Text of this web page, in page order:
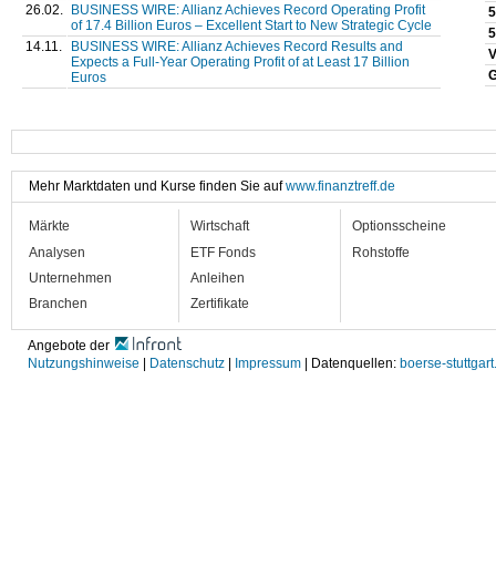
26.02.
BUSINESS WIRE: Allianz Achieves Record Operating Profit
of 17.4 Billion Euros – Excellent Start to New Strategic Cycle
14.11.
BUSINESS WIRE: Allianz Achieves Record Results and
Expects a Full-Year Operating Profit of at Least 17 Billion
Euros
Mehr Marktdaten und Kurse finden Sie aufwww.finanztreff.de
Märkte
Analysen
Unternehmen
Branchen
Wirtschaft
ETF Fonds
Anleihen
Zertifikate
Optionsscheine
Rohstoffe
Angebote der
Nutzungshinweise | Datenschutz | Impressum | Datenquellen: boerse-